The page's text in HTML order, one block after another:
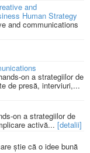
and
Human Strategy
and communications
on a strategiilor de
de presă, interviuri,...
on a strategiilor de
activă... [detalii]
știe că o idee bună